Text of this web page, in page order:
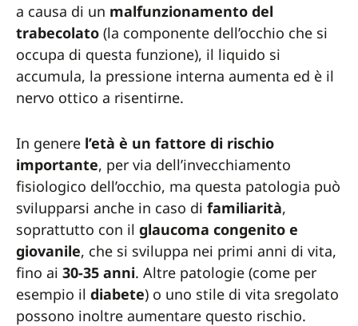
a causa di un malfunzionamento del
trabecolato (la componente dell’occhio che si
occupa di questa funzione), il liquido si
accumula, la pressione interna aumenta ed è il
nervo ottico a risentirne.
In genere l’età è un fattore di rischio
importante, per via dell’invecchiamento
fisiologico dell’occhio, ma questa patologia può
svilupparsi anche in caso di familiarità,
soprattutto con il glaucoma congenito e
giovanile, che si sviluppa nei primi anni di vita,
fino ai 30-35 anni. Altre patologie (come per
esempio il diabete) o uno stile di vita sregolato
possono inoltre aumentare questo rischio.